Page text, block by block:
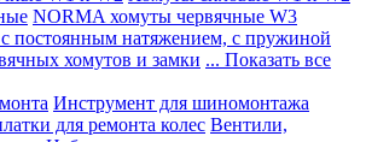
NORMA хомуты червячные W3
постоянным натяжением, с пружиной
хомутов и замки ... Показать все
Инструмент для шиномонтажа
для ремонта колес Вентили,